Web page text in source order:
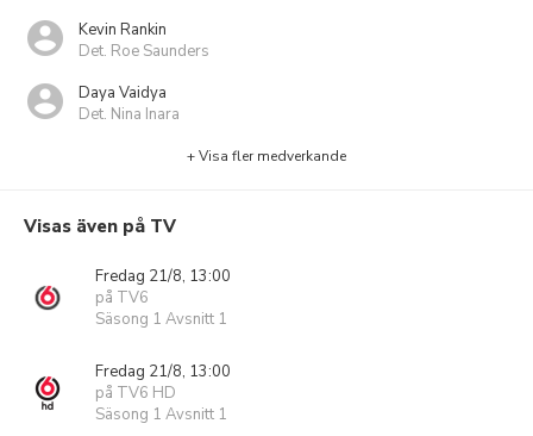
Kevin Rankin
Det. Roe Saunders
Daya Vaidya
Det. Nina Inara
+ Visa fler medverkande
Visas även på TV
Fredag 21/8, 13:00
på TV6
Säsong 1 Avsnitt 1
Fredag 21/8, 13:00
på TV6 HD
Säsong 1 Avsnitt 1